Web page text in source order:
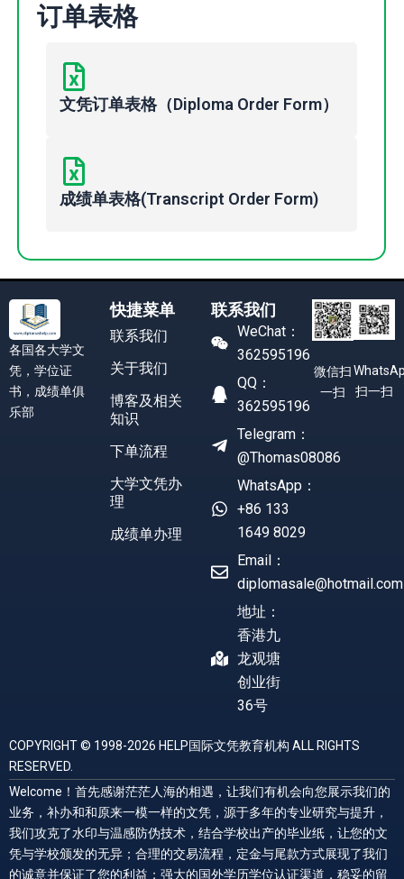
订单表格
文凭订单表格（Diploma Order Form）
成绩单表格(Transcript Order Form)
各国各大学文
凭，学位证
书，成绩单俱
乐部
快捷菜单
联系我们
关于我们
博客及相关
知识
下单流程
大学文凭办
理
成绩单办理
联系我们
WeChat：
362595196
QQ：
362595196
Telegram：
@Thomas08086
WhatsApp：
+86 133
1649 8029
Email：
diplomasale@hotmail.com
地址：
香港九
龙观塘
创业街
36号
微信扫
一扫
扫一扫
COPYRIGHT © 1998-2026 HELP国际文凭教育机构 ALL RIGHTS
RESERVED.
Welcome！首先感谢茫茫人海的相遇，让我们有机会向您展示我们的
业务，补办和和原来一模一样的文凭，源于多年的专业研究与提升，
我们攻克了水印与温感防伪技术，结合学校出产的毕业纸，让您的文
凭与学校颁发的无异；合理的交易流程，定金与尾款方式展现了我们
的诚意并保证了您的利益；强大的国外学历学位认证渠道，稳妥的留